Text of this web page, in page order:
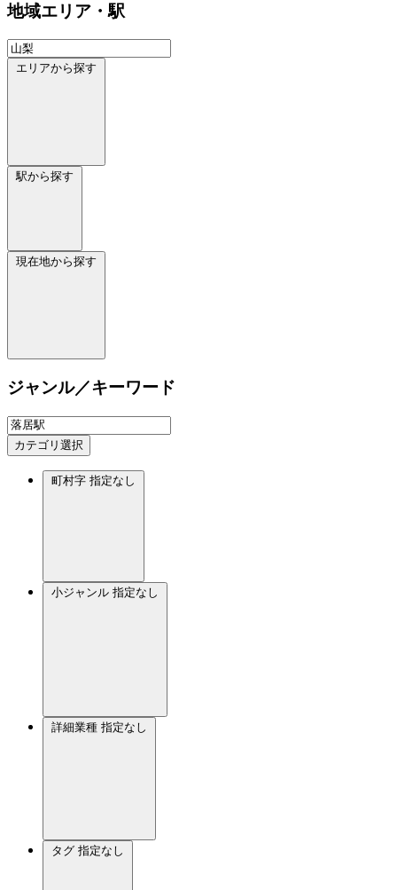
地域エリア・駅
エリアから探す
駅から探す
現在地から探す
ジャンル／キーワード
カテゴリ選択
町村字 指定なし
小ジャンル 指定なし
詳細業種 指定なし
タグ 指定なし